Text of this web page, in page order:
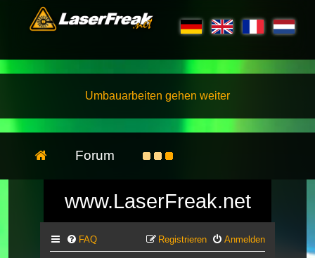
Umbauarbeiten gehen weiter
Forum
www.LaserFreak.net
FAQ Anmelden
Registrieren